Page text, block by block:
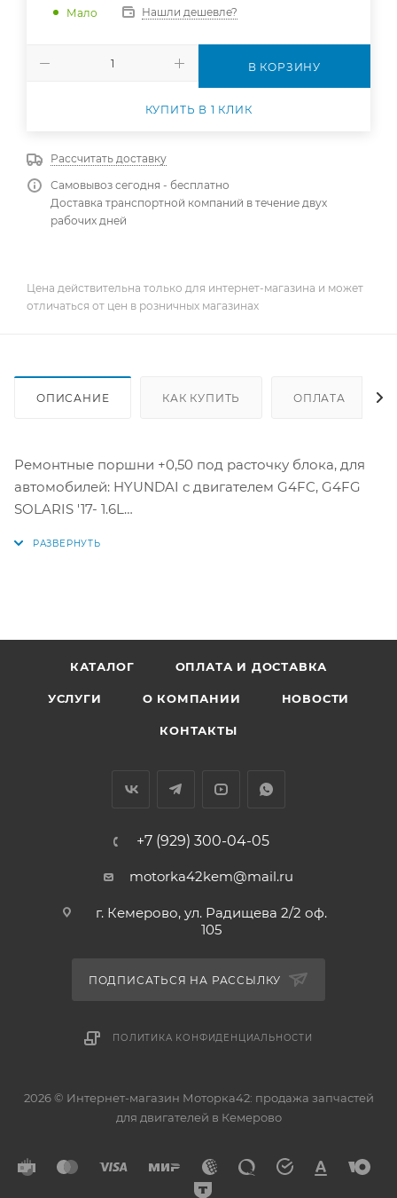
Мало Нашли дешевле?
В КОРЗИНУ
КУПИТЬ В 1 КЛИК
Рассчитать доставку
Самовывоз сегодня - бесплатно
Доставка транспортной компаний в течение двух
рабочих дней
Цена действительна только для интернет-магазина и может
отличаться от цен в розничных магазинах
ОПИСАНИЕ КАК КУПИТЬ ОПЛАТА
Ремонтные поршни +0,50 под расточку блока, для
автомобилей: HYUNDAI с двигателем G4FC, G4FG
SOLARIS '17- 1.6L
1 кольцо: 1,2 мм
2 кольцо: 1,2 мм
Диаметр пальца: 18 мм
230412B900, 230412B910, 23041-2B911 23041-2B921
234102B900, 234102B910, 234102B920, 23041-2B901
КАТАЛОГ ОПЛАТА И ДОСТАВКА
УСЛУГИ О КОМПАНИИ НОВОСТИ
КОНТАКТЫ
+7 (929) 300-04-05
motorka42kem@mail.ru
г. Кемерово, ул. Радищева 2/2 оф.
105
ПОДПИСАТЬСЯ НА РАССЫЛКУ
ПОЛИТИКА КОНФИДЕНЦИАЛЬНОСТИ
2026 © Интернет-магазин Моторка42: продажа запчастей
для двигателей в Кемерово